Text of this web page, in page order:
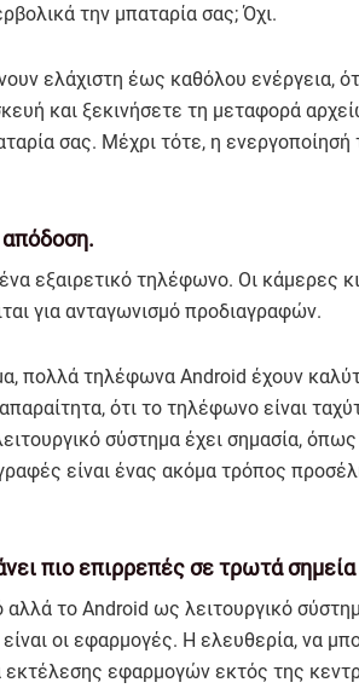
την μπαταρία σας; Όχι.
ελάχιστη έως καθόλου ενέργεια,
και ξεκινήσετε τη μεταφορά
σας. Μέχρι τότε, η ενεργοποίησή
εξαιρετικό τηλέφωνο. Οι κάμερες
για ανταγωνισμό προδιαγραφών.
πολλά τηλέφωνα Android έχουν
ότι το τηλέφωνο είναι
σύστημα έχει σημασία, όπως
είναι ένας ακόμα τρόπος
πιο επιρρεπές σε τρωτά σημεία
αλλά το Android ως λειτουργικό
οι εφαρμογές. Η ελευθερία, να
εφαρμογών εκτός της